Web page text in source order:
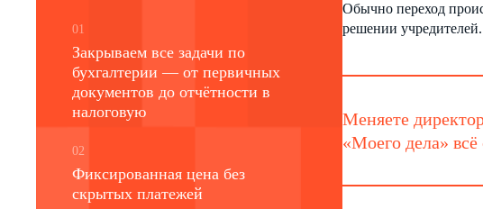
01
Закрываем все задачи по
бухгалтерии — от первичных
документов до отчётности в
налоговую
02
Фиксированная цена без
скрытых платежей
Обычно переход
решении
Меняете
«Моего дела» всё